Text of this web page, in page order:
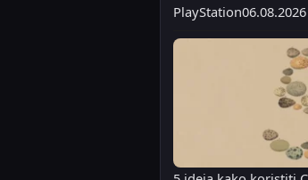
PlayStation06.08.2026